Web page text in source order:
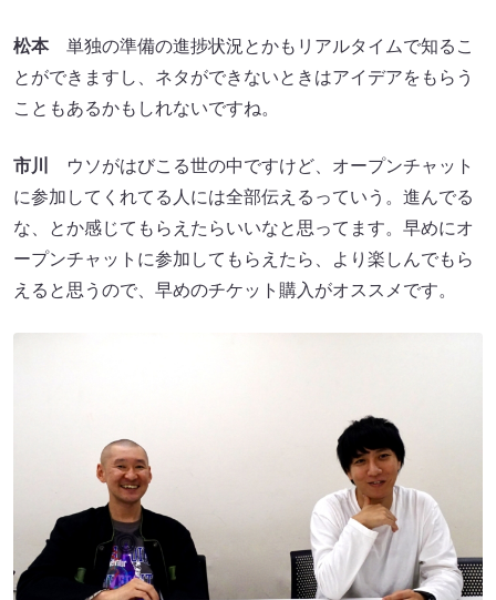
松本単独の準備の進捗状況とかもリアルタイムで知るこ
とができますし、ネタができないときはアイデアをもらう
こともあるかもしれないですね。
市川
ウソがはびこる世の中ですけど、オープンチャット
に参加してくれてる人には全部伝えるっていう。進んでる
な、とか感じてもらえたらいいなと思ってます。早めにオ
ープンチャットに参加してもらえたら、より楽しんでもら
えると思うので、早めのチケット購入がオススメです。